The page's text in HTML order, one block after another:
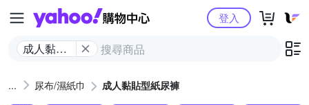
Yahoo購物中心
成人黏貼
登入
尿布/濕紙巾 成人黏貼型紙尿褲